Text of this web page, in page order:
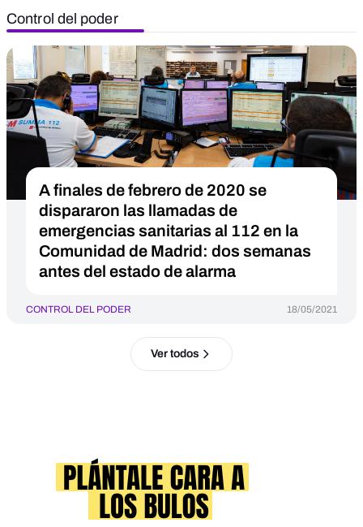
Control del poder
A finales de febrero de 2020 se
dispararon las llamadas de
emergencias sanitarias al 112 en la
Comunidad de Madrid: dos semanas
antes del estado de alarma
CONTROL DEL PODER 18/05/2021
Ver todos